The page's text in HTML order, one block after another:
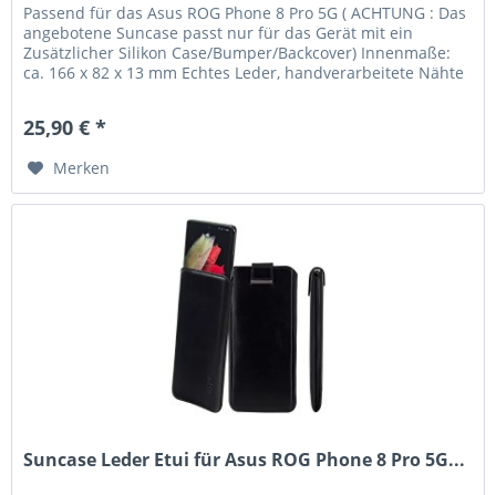
Passend für das Asus ROG Phone 8 Pro 5G ( ACHTUNG : Das
angebotene Suncase passt nur für das Gerät mit ein
Zusätzlicher Silikon Case/Bumper/Backcover) Innenmaße:
ca. 166 x 82 x 13 mm Echtes Leder, handverarbeitete Nähte
25,90 € *
Merken
Suncase Leder Etui für Asus ROG Phone 8 Pro 5G...